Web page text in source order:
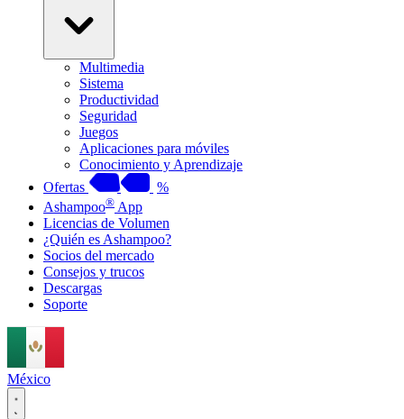
Multimedia
Sistema
Productividad
Seguridad
Juegos
Aplicaciones para móviles
Conocimiento y Aprendizaje
Ofertas
%
Ashampoo® App
Licencias de Volumen
¿Quién es Ashampoo?
Socios del mercado
Consejos y trucos
Descargas
Soporte
México